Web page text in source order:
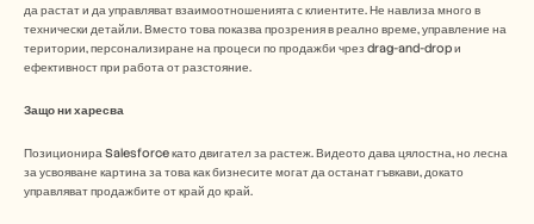
да растат и да управляват взаимоотношенията с клиентите. Не навлиза много в
технически детайли. Вместо това показва прозрения в реално време, управление на
територии, персонализиране на процеси по продажби чрез drag-and-drop и
ефективност при работа от разстояние.
Защо ни харесва
Позиционира Salesforce като двигател за растеж. Видеото дава цялостна, но лесна
за усвояване картина за това как бизнесите могат да останат гъвкави, докато
управляват продажбите от край до край.